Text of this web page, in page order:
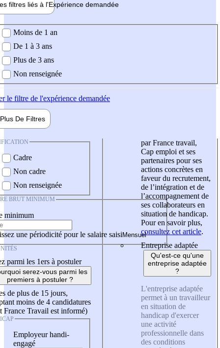
filtres liés à l'Expérience demandée
demandée
Moins de 1 an
De 1 à 3 ans
Plus de 3 ans
Non renseignée
le filtre de l'expérience demandée
Plus De Filtres
Cadre
Non cadre
Non renseignée
BRUT MINIMUM
minimum
une périodicité pour le salaire saisi
parmi les 1ers à postuler
serez-vous parmi les
premiers à postuler ?
de plus de 15 jours,
moins de 4 candidatures
France Travail est informé)
Employeur handi-
engagé
par France travail,
Cap emploi et ses
partenaires pour ses
actions concrètes en
faveur du recrutement,
de l’intégration et de
l’accompagnement de
ses collaborateurs en
situation de handicap.
Pour en savoir plus,
consultez cet article.
Entreprise adaptée
Qu'est-ce qu'une
entreprise adaptée
?
L'entreprise adaptée
permet à un travailleur
en situation de
handicap d'exercer
une activité
professionnelle dans
des conditions